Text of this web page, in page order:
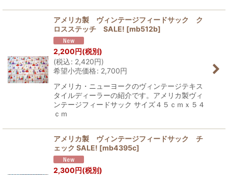
アメリカ製 ヴィンテージフィードサック ク
ロスステッチ SALE! [mb512b]
2,200円(税別)
(税込: 2,420円)
希望小売価格: 2,700円
アメリカ・ニューヨークのヴィンテージテキス
タイルディーラーの紹介です。アメリカ製ヴィ
ンテージフィードサック サイズ４５ｃｍｘ５４
ｃｍ
アメリカ製 ヴィンテージフィードサック チ
ェック SALE! [mb4395c]
2,300円(税別)